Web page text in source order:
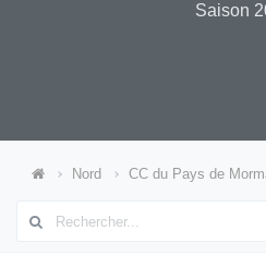
Saison
Nord CC du Pays de